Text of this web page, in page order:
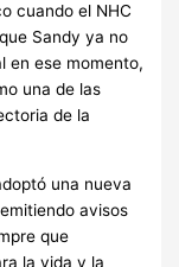
cuando el NHC
Sandy ya no
en ese momento,
una de las
de la
una nueva
avisos
que
la vida y la